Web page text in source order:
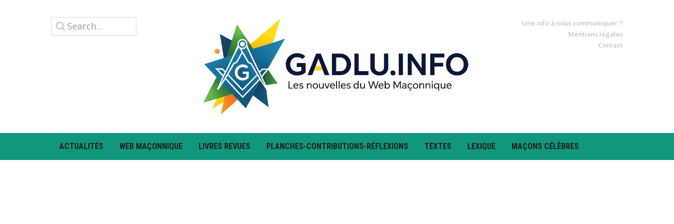
Une info à nous communiquer ?
Mentions légales
Contact
ACTUALITÉS WEB MAÇONNIQUE LIVRES REVUES PLANCHES-CONTRIBUTIONS-RÉFLEXIONS TEXTES LEXIQUE MAÇONS CÉLÈBRES